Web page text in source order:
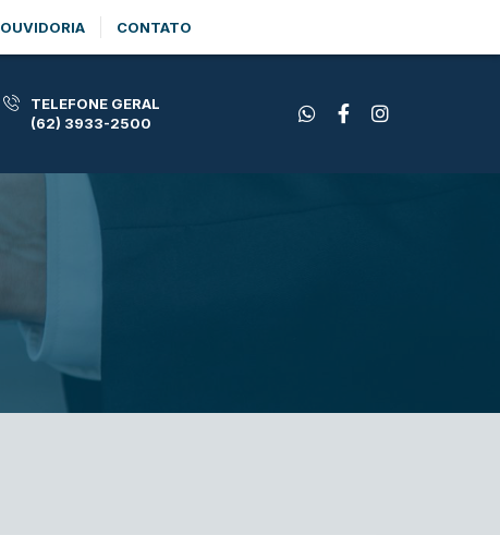
OUVIDORIA CONTATO
TELEFONE GERAL
(62) 3933-2500